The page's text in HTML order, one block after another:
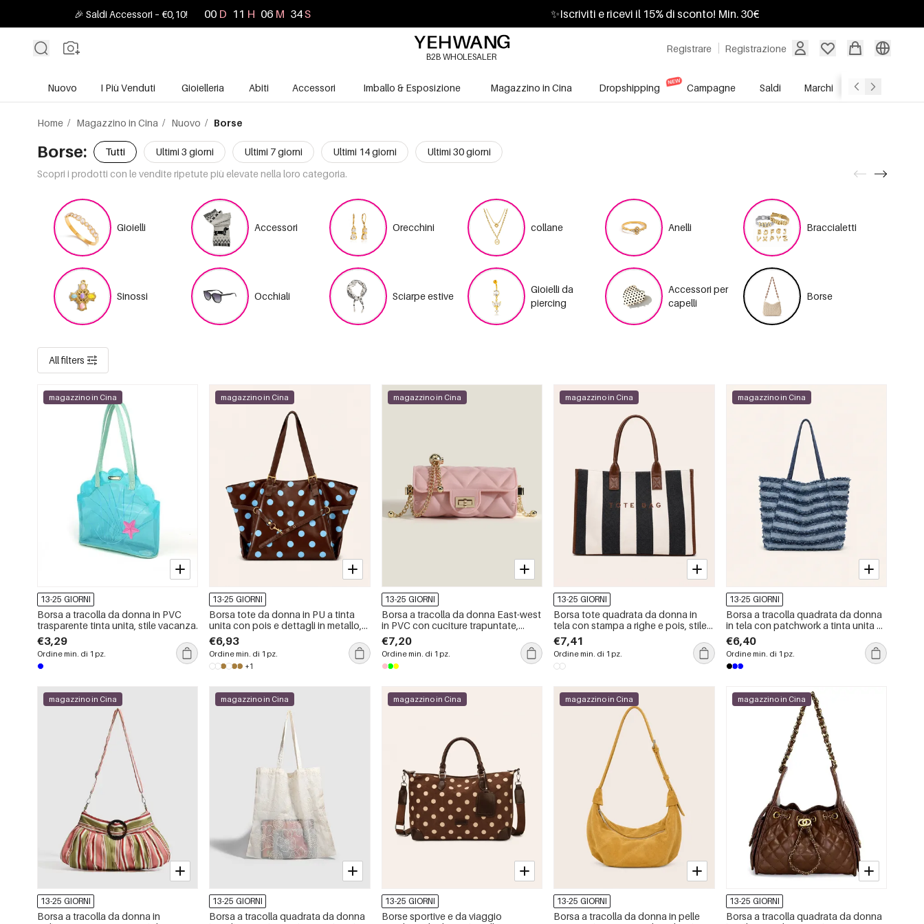
🎉 Saldi Accessori – €0,10! 00 D 11 H 06 M 32S ✨Iscriviti e ricevi il 15% di sconto! Min. 30€
Registrare Registrazione
B2B WHOLESALER
Nuovo I Più Venduti Gioielleria Abiti Accessori Imballo & Esposizione Magazzino in Cina Dropshipping Campagne Saldi Marchi Servizio
Home / Magazzino in Cina / Nuovo / Borse
Borse: Tutti Ultimi 3 giorni Ultimi 7 giorni Ultimi 14 giorni
Ultimi 30 giorni
Scopri i prodotti con le vendite ripetute più elevate nella loro categoria.
Gioielli Accessori Orecchini collane Anelli Braccialetti
Sinossi Occhiali Sciarpe estive
Gioielli da
piercing
Accessori per
capelli
Borse
All filters
magazzino in Cina
13-25 GIORNI
Borsa a tracolla da donna in PVC
trasparente tinta unita, stile vacanza.
€3,29
Ordine min. di 1 pz.
magazzino in Cina
13-25 GIORNI
Borsa tote da donna in PU a tinta
unita con pois e dettagli in metallo,
stile casual.
€6,93
Ordine min. di 1 pz.
+1
magazzino in Cina
13-25 GIORNI
Borsa a tracolla da donna East-west
in PVC con cuciture trapuntate,
dettagli in metallo e catena in tinta
unita, stile casual.
€7,20
Ordine min. di 1 pz.
magazzino in Cina
13-25 GIORNI
Borsa tote quadrata da donna in
tela con stampa a righe e pois, stile
casual, senza lettere.
€7,41
Ordine min. di 1 pz.
magazzino in Cina
13-25 GIORNI
Borsa a tracolla quadrata da donna
in tela con patchwork a tinta unita e
strisce, stile casual.
€6,40
Ordine min. di 1 pz.
magazzino in Cina
13-25 GIORNI
Borsa a tracolla da donna in
magazzino in Cina
13-25 GIORNI
Borsa a tracolla quadrata da donna
magazzino in Cina
13-25 GIORNI
Borse sportive e da viaggio
magazzino in Cina
13-25 GIORNI
Borsa a tracolla da donna in pelle
magazzino in Cina
13-25 GIORNI
Borsa a tracolla quadrata da donna